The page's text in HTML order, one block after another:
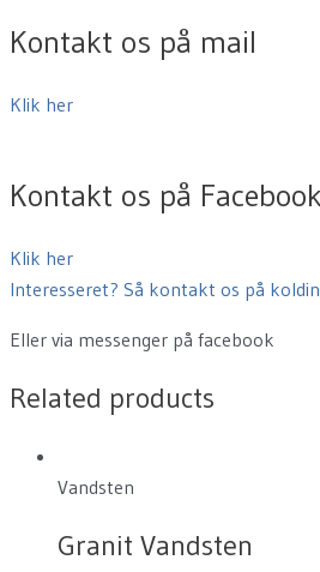
Kontakt os på mail
Klik her
Kontakt os på Facebook
Klik her
Interesseret? Så kontakt os på
Eller via messenger på facebook
Related products
Vandsten
Granit Vandsten